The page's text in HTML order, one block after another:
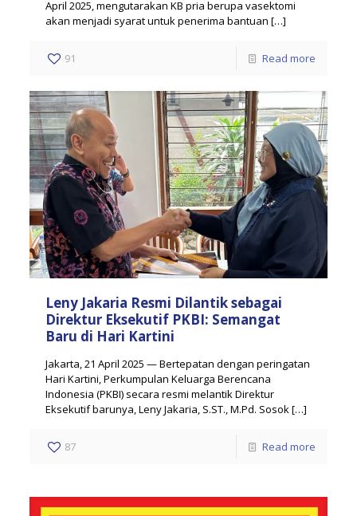
April 2025, mengutarakan KB pria berupa vasektomi
akan menjadi syarat untuk penerima bantuan […]
91 Read more
Leny Jakaria Resmi Dilantik sebagai
Direktur Eksekutif PKBI: Semangat
Baru di Hari Kartini
Jakarta, 21 April 2025 — Bertepatan dengan peringatan
Hari Kartini, Perkumpulan Keluarga Berencana
Indonesia (PKBI) secara resmi melantik Direktur
Eksekutif barunya, Leny Jakaria, S.ST., M.Pd. Sosok[…]
87 Read more